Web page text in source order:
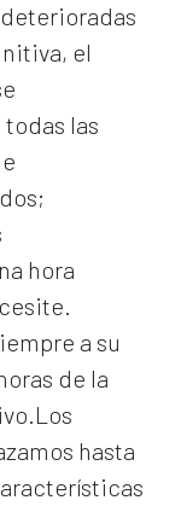
el
las
hora
a su
de la
hasta